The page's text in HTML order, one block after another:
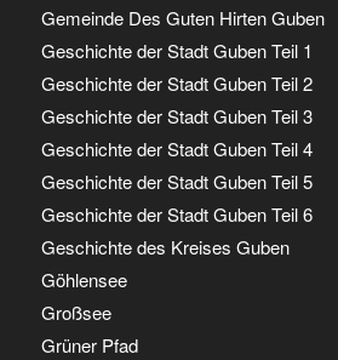
Gemeinde Des Guten Hirten Guben
Geschichte der Stadt Guben Teil 1
Geschichte der Stadt Guben Teil 2
Geschichte der Stadt Guben Teil 3
Geschichte der Stadt Guben Teil 4
Geschichte der Stadt Guben Teil 5
Geschichte der Stadt Guben Teil 6
Geschichte des Kreises Guben
Göhlensee
Großsee
Grüner Pfad